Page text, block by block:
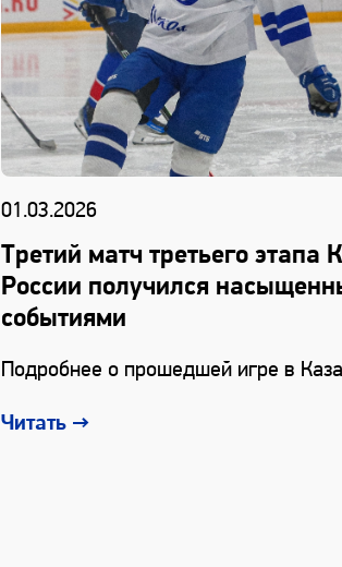
01.03.2026
Третий матч третьего этапа
России получился
событиями
Подробнее о прошедшей игре в
Читать →